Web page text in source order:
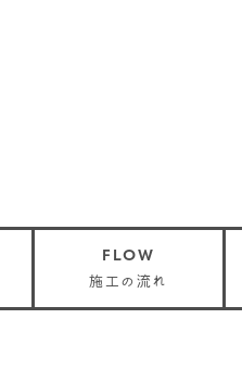
FLOW
施工の流れ